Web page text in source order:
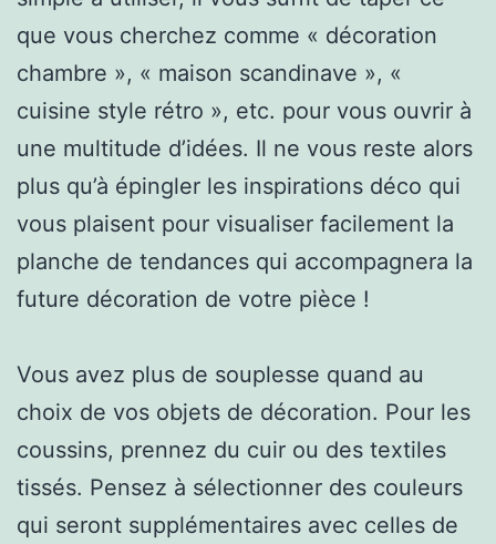
que vous cherchez comme « décoration
chambre », « maison scandinave », «
cuisine style rétro », etc. pour vous ouvrir à
une multitude d’idées. Il ne vous reste alors
plus qu’à épingler les inspirations déco qui
vous plaisent pour visualiser facilement la
planche de tendances qui accompagnera la
future décoration de votre pièce !
Vous avez plus de souplesse quand au
choix de vos objets de décoration. Pour les
coussins, prennez du cuir ou des textiles
tissés. Pensez à sélectionner des couleurs
qui seront supplémentaires avec celles de